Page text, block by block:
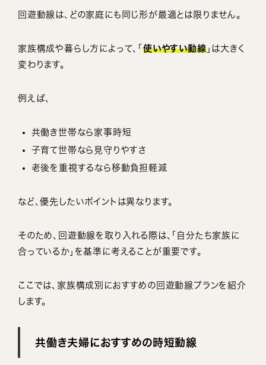
回遊動線は、どの家庭にも同じ形が最適とは限りません。
家族構成や暮らし方によって、「 使いやすい動線」は大きく
変わります。
例えば、
共働き世帯なら家事時短
子育て世帯なら見守りやすさ
老後を重視するなら移動負担軽減
など、優先したいポイントは異なります。
そのため、回遊動線を取り入れる際は、「自分たち家族に
合っているか」を基準に考えることが重要です。
ここでは、家族構成別におすすめの回遊動線プランを紹介
します。
共働き夫婦におすすめの時短動線